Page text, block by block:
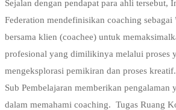
Sejalan dengan pendapat para ahli tersebut,
Federation mendefinisikan coaching sebagai
bersama klien (coachee) untuk
profesional yang dimilikinya melalui proses
mengeksplorasi pemikiran dan proses
Sub Pembelajaran memberikan pengalaman
dalam memahami coaching. Tugas Ruang